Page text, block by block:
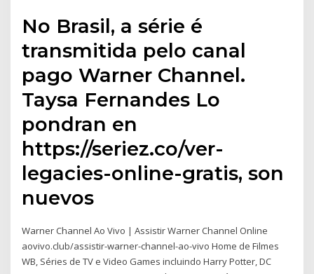
No Brasil, a série é
transmitida pelo canal
pago Warner Channel.
Taysa Fernandes Lo
pondran en
https://seriez.co/ver-
legacies-online-gratis, son
nuevos
Warner Channel Ao Vivo | Assistir Warner Channel Online
aovivo.club/assistir-warner-channel-ao-vivo Home de Filmes
WB, Séries de TV e Video Games incluindo Harry Potter, DC